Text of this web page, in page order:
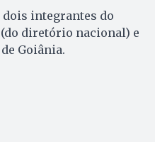
integrantes do
diretório nacional) e
Goiânia.